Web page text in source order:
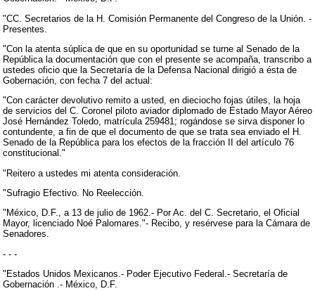
"CC. Secretarios de la H. Comisión Permanente del Congreso de la Unión. -
Presentes.
"Con la atenta súplica de que en su oportunidad se turne al Senado de la
República la documentación que con el presente se acompaña, transcribo a
ustedes oficio que la Secretaría de la Defensa Nacional dirigió a ésta de
Gobernación, con fecha 7 del actual:
"Con carácter devolutivo remito a usted, en dieciocho fojas útiles, la hoja
de servicios del C. Coronel piloto aviador diplomado de Estado Mayor Aéreo
José Hernández Toledo, matrícula 259481; rogándose se sirva disponer lo
contundente, a fin de que el documento de que se trata sea enviado el H.
Senado de la República para los efectos de la fracción II del artículo 76
constitucional."
"Reitero a ustedes mi atenta consideración.
"Sufragio Efectivo. No Reelección.
"México, D.F., a 13 de julio de 1962.- Por Ac. del C. Secretario, el Oficial
Mayor, licenciado Noé Palomares."- Recibo, y resérvese para la Cámara de
Senadores.
- - -
"Estados Unidos Mexicanos.- Poder Ejecutivo Federal.- Secretaría de
Gobernación .- México, D.F.